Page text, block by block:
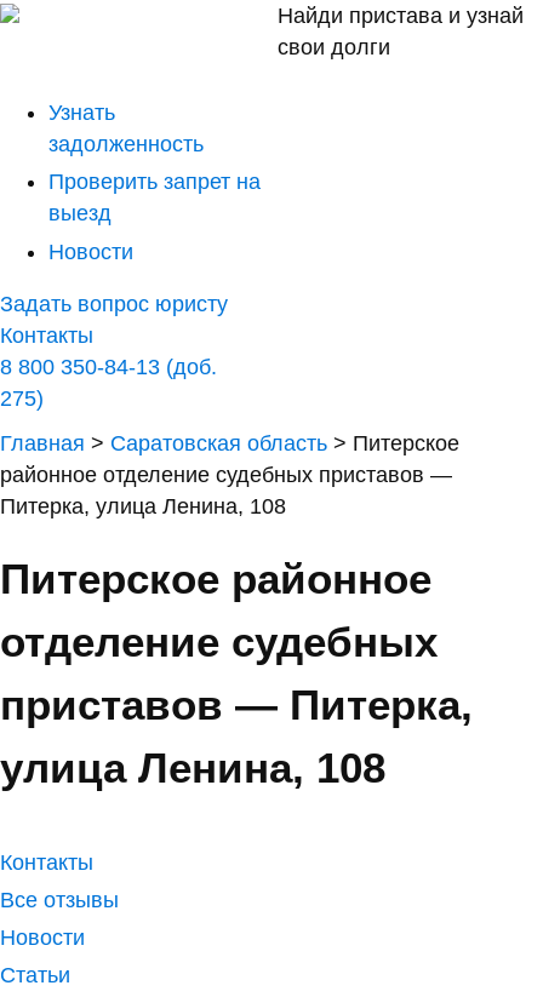
Найди пристава и узнай
свои долги
Узнать
задолженность
Проверить запрет на
выезд
Новости
Задать вопрос юристу
Контакты
8 800 350-84-13 (доб.
275)
Главная > Саратовская область > Питерское
районное отделение судебных приставов —
Питерка, улица Ленина, 108
Питерское районное
отделение судебных
приставов — Питерка,
улица Ленина, 108
Контакты
Все отзывы
Новости
Статьи